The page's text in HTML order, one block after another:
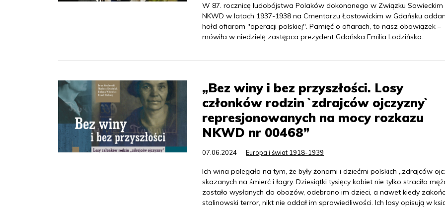
W 87. rocznicę ludobójstwa Polaków dokonanego w Związku
NKWD w latach 1937-1938 na Cmentarzu Łostowickim w Gdańsku
hołd ofiarom "operacji polskiej". Pamięć o ofiarach, to nasz obowiązek –
mówiła w niedzielę zastępca prezydent Gdańska Emilia Lodzińska.
„Bez winy i bez przyszłości. Losy
członków rodzin `zdrajców ojczyzny`
represjonowanych na mocy rozkazu
NKWD nr 00468”
07.06.2024 Europa i świat 1918-1939
Ich wina polegała na tym, że były żonami i dziećmi polskich „zdrajców
skazanych na śmierć i łagry. Dziesiątki tysięcy kobiet nie tylko straciło
zostało wysłanych do obozów, odebrano im dzieci, a nawet kiedy
stalinowski terror, nikt nie oddał im sprawiedliwości. Ich losy opisują w